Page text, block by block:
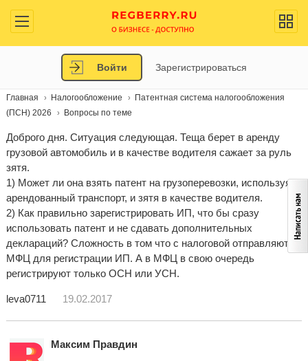
Войти Зарегистрироваться
Главная Налогообложение
Патентная система налогообложения
(ПСН) 2026
Вопросы по теме
Доброго дня. Ситуация следующая. Теща берет в аренду
грузовой автомобиль и в качестве водителя сажает за руль
зятя.
1) Может ли она взять патент на грузоперевозки, используя
арендованный транспорт, и зятя в качестве водителя.
2) Как правильно зарегистрировать ИП, что бы сразу
использовать патент и не сдавать дополнительных
деклараций? Сложность в том что с налоговой отправляют в
МФЦ для регистрации ИП. А в МФЦ в свою очередь
регистрируют только ОСН или УСН.
leva0711 19.02.2017
Максим Правдин